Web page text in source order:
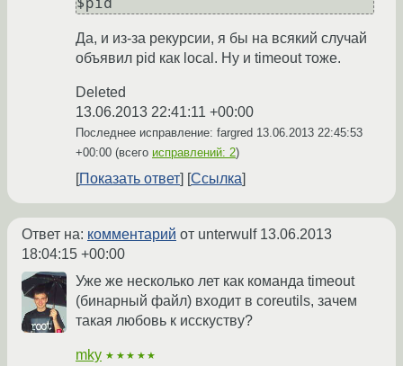
$pid
Да, и из-за рекурсии, я бы на всякий случай
объявил pid как local. Ну и timeout тоже.
Deleted
13.06.2013 22:41:11 +00:00
Последнее исправление: fargred 13.06.2013 22:45:53
+00:00 (всего исправлений: 2)
Показать ответ Ссылка
Ответ на: комментарий от unterwulf 13.06.2013
18:04:15 +00:00
Уже же несколько лет как команда timeout
(бинарный файл) входит в coreutils, зачем
такая любовь к исскуству?
mky ★★★★★